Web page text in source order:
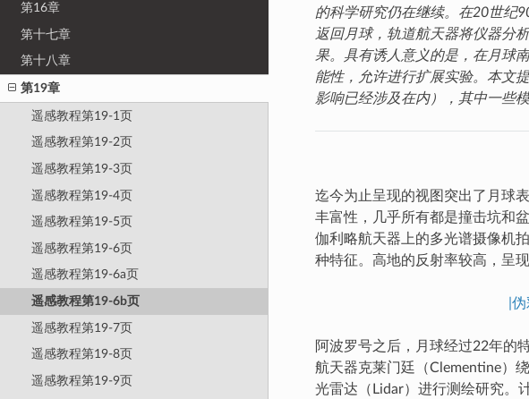
第16章
第十七章
第十八章
第19章
遥感教程第19-1页
遥感教程第19-2页
遥感教程第19-3页
遥感教程第19-4页
遥感教程第19-5页
遥感教程第19-6页
遥感教程第19-6a页
遥感教程第19-6b页
遥感教程第19-7页
遥感教程第19-8页
遥感教程第19-9页
的科学研究仍在继续。在20世纪
返回月球，轨道航天器将仪器分
果。具有诱人意义的是，在月球
能性，允许进行扩展实验。本文
影响已经涉及在内），其中一些
迄今为止呈现的视图突出了月球
丰富性，几乎所有都是撞击坑和
伽利略航天器上的多光谱摄像机
种特征。高地的反射率较高，呈
|
阿波罗号之后，月球经过22年的
航天器克莱门廷（Clementine）
光雷达（Lidar）进行测绘研究。